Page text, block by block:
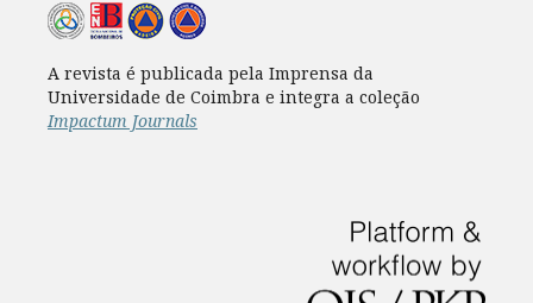
A revista é publicada pela Imprensa da
Universidade de Coimbra e integra a coleção
Impactum Journals